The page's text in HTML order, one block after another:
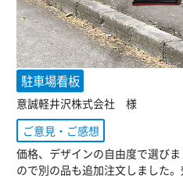
駐車場看板
意誠軽井沢株式会社 様
ご意見・ご感想
価格、デザインの自由度で選び
ので別の品も追加注文しました。